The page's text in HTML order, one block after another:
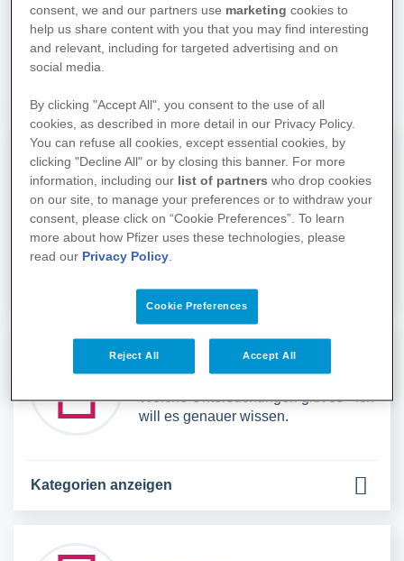
sowie zu allen Bereichen des
Lebens, die von der Erkrankung
betroffen sein können.
1x1 der Erkrankung
Diagnose Kinderrheuma - Was ist
das?
Untersuchungen
Welche Untersuchungen gibt es - Ich
will es genauer wissen.
Kategorien anzeigen
consent, we and our partners use marketing cookies to
help us share content with you that you may find interesting
and relevant, including for targeted advertising and on
social media.
By clicking "Accept All", you consent to the use of all
cookies, as described in more detail in our Privacy Policy.
You can refuse all cookies, except essential cookies, by
clicking "Decline All" or by closing this banner. For more
information, including our list of partners who drop cookies
on our site, to manage your preferences or to withdraw your
consent, please click on “Cookie Preferences”. To learn
more about how Pfizer uses these technologies, please
read our Privacy Policy.
Cookie Preferences
Reject All Accept All